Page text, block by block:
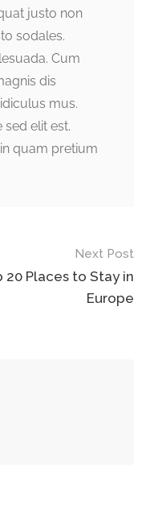
justo non
sodales.
Cum
dis
mus.
sed elit est.
quam pretium
Next Post
20 Places to Stay in
Europe